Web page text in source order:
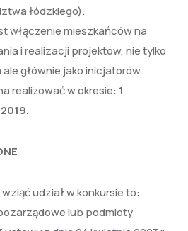
łódzkiego).
włączenie mieszkańców na
i realizacji projektów, nie tylko
głównie jako inicjatorów.
realizować w okresie: 1
udział w konkursie to:
lub podmioty